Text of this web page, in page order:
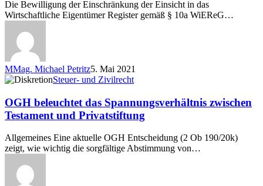
10a
WiEReG
Die Bewilligung der Einschränkung der Einsicht in das
Wirtschaftliche Eigentümer Register gemäß § 10a WiEReG…
MMag. Michael Petritz5. Mai 2021
OGH
das
Spannungsverhältnis
zwischen
und
Privatstiftung
Steuer- und Zivilrecht
OGH beleuchtet das Spannungsverhältnis zwischen
Testament und Privatstiftung
Allgemeines Eine aktuelle OGH Entscheidung (2 Ob 190/20k)
zeigt, wie wichtig die sorgfältige Abstimmung von…